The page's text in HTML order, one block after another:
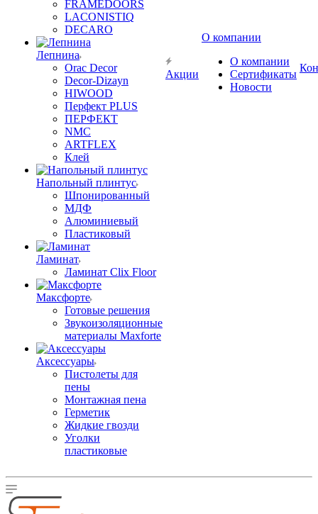
FRAMEDOORS
LACONISTIQ
DECARO
Лепнина
Orac Decor
Decor-Dizayn
HIWOOD
Перфект PLUS
ПЕРФЕКТ
NMC
ARTFLEX
Клей
Напольный плинтус
Шпонированный
МДФ
Алюминиевый
Пластиковый
Ламинат
Ламинат Clix Floor
Максфорте
Готовые решения
Звукоизоляционные
материалы Maxforte
Аксессуары
Пистолеты для
пены
Монтажная пена
Герметик
Жидкие гвозди
Уголки
пластиковые
Акции
О компании
О компании
Сертификаты
Новости